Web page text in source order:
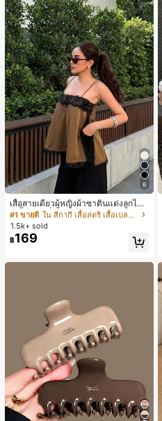
6
เสื้อสายเดี่ยวผู้หญิงผ้าซาตินแต่งลูกไม้
- เสื้อสายเดี่ยวฤดูร้อนสีคากีมีรอยผ่าด้า
นข้างที่น่าดึงดูดแบบสบายๆ
#1 ขายดี
ใน สีกากี เสื้อสตรี เสื้อเบลาส์ & Tee
ลูกค้ากลับมาซื้อซ้ำ!
#1 ขายดี
ใน สีกากี เสื้อสตรี เสื้อเบลาส์ & Tee
ลูกค้ากลับมาซื้อซ้ำ!
#1 ขายดี
ใน สีกากี เสื้อสตรี เสื้อเบลาส์ & Tee
ลูกค้ากลับมาซื้อซ้ำ!
#1 ขายดี
ใน สีกากี เสื้อสตรี เสื้อเบลาส์ & Tee
1.5k+ sold
฿169